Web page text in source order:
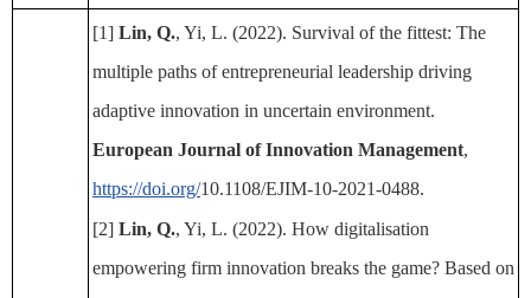
[1] Lin, Q., Yi, L. (2022). Survival of the fittest: The
multiple paths of entrepreneurial leadership driving
adaptive innovation in uncertain environment.
European Journal of Innovation Management,
https://doi.org/10.1108/EJIM-10-2021-0488.
[2] Lin, Q., Yi, L. (2022). How digitalisation
empowering firm innovation breaks the game? Based on